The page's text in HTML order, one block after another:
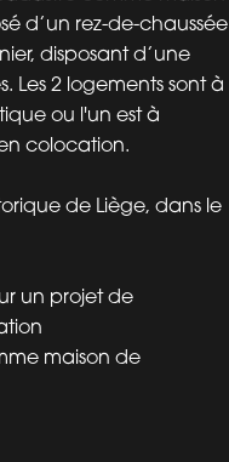
d’un rez-de-chaussée
disposant d’une
Les 2 logements sont à
ou l'un est à
colocation.
de Liège, dans le
un projet de
maison de